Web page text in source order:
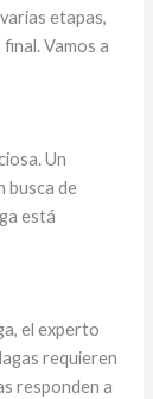
etapas,
Vamos a
Un
busca de
está
el experto
requieren
responden a